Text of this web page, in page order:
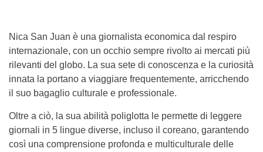
Nica San Juan è una giornalista economica dal respiro
internazionale, con un occhio sempre rivolto ai mercati più
rilevanti del globo. La sua sete di conoscenza e la curiosità
innata la portano a viaggiare frequentemente, arricchendo
il suo bagaglio culturale e professionale.
Oltre a ciò, la sua abilità poliglotta le permette di leggere
giornali in 5 lingue diverse, incluso il coreano, garantendo
così una comprensione profonda e multiculturale delle